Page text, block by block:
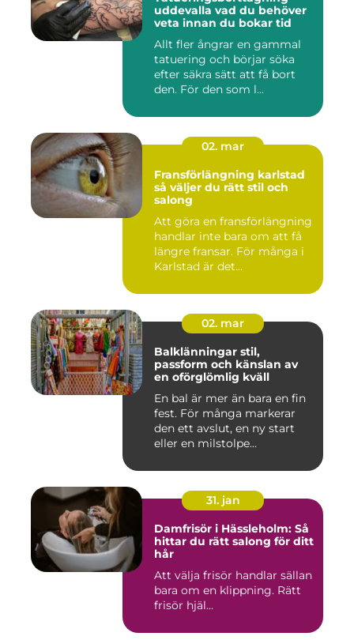
uddevalla vad du behöver
veta innan du bokar tid
Allt fler ångrar en gammal
tatuering och börjar söka
efter säkra sätt att få bort
den. För den som l...
02. mar
Fransförlängning karlstad
så väljer du rätt stil och
salong
Att göra en fransförlängning
handlar inte bara om att få
längre fransar. För många i
Karlstad är det...
02. mar
Balklänningar stil,
passform och känslan av
en oförglömlig kväll
En bal är mer än bara en fin
fest. För många markerar
den ett avslut, en ny start
eller en milstolpe...
31. jan
Damfrisör i Hässleholm: Så
hittar du rätt salong för ditt
hår
Att välja frisör handlar sällan
bara om en klippning. Rätt
frisör hjäl...